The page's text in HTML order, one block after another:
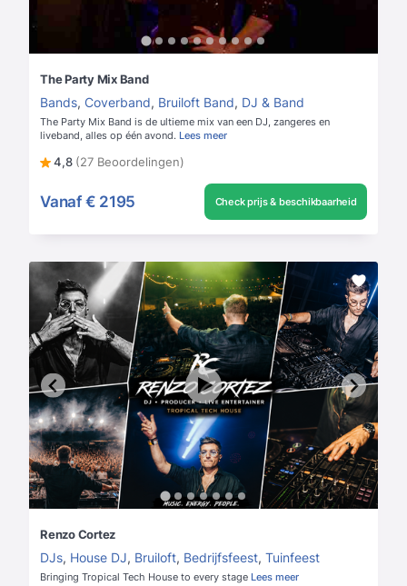
The Party Mix Band
Bands, Coverband, Bruiloft Band, DJ & Band
The Party Mix Band is de ultieme mix van een DJ, zangeres en
liveband, alles op één avond. Lees meer
4,8 (27 Beoordelingen)
Vanaf € 2195 Check prijs & beschikbaarheid
Renzo Cortez
DJs, House DJ, Bruiloft, Bedrijfsfeest, Tuinfeest
Bringing Tropical Tech House to every stage Lees meer